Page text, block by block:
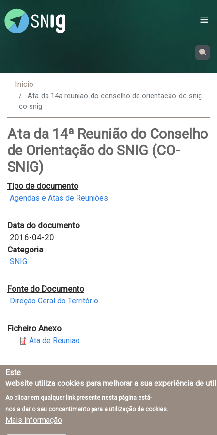
Inicio
Ata da 14a reuniao do conselho de orientacao do snig
co snig
Ata da 14ª Reunião do Conselho
de Orientação do SNIG (CO-
SNIG)
Tipo de documento
Agendas e Atas de Reuniões
Data do documento
2016-04-20
Categoria
SNIG
Fonte do Documento
Direção Geral do Território
Ficheiro Anexo
Ata de Reuniao
Direção-Geral do Território © 2026
Este
website utiliza cookies para melhorar a sua experiência de
Ao clicar em qualquer link presente nesta página está-
nos a dar o seu concentimento para a utilização de cookies.
Mais informação